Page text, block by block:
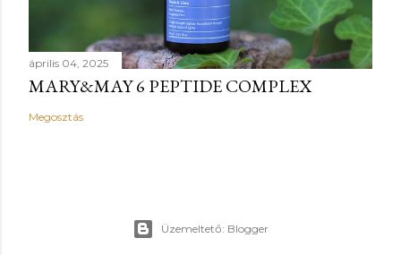
április 04, 2025
MARY&MAY 6 PEPTIDE COMPLEX
Megosztás
Üzemeltető: Blogger